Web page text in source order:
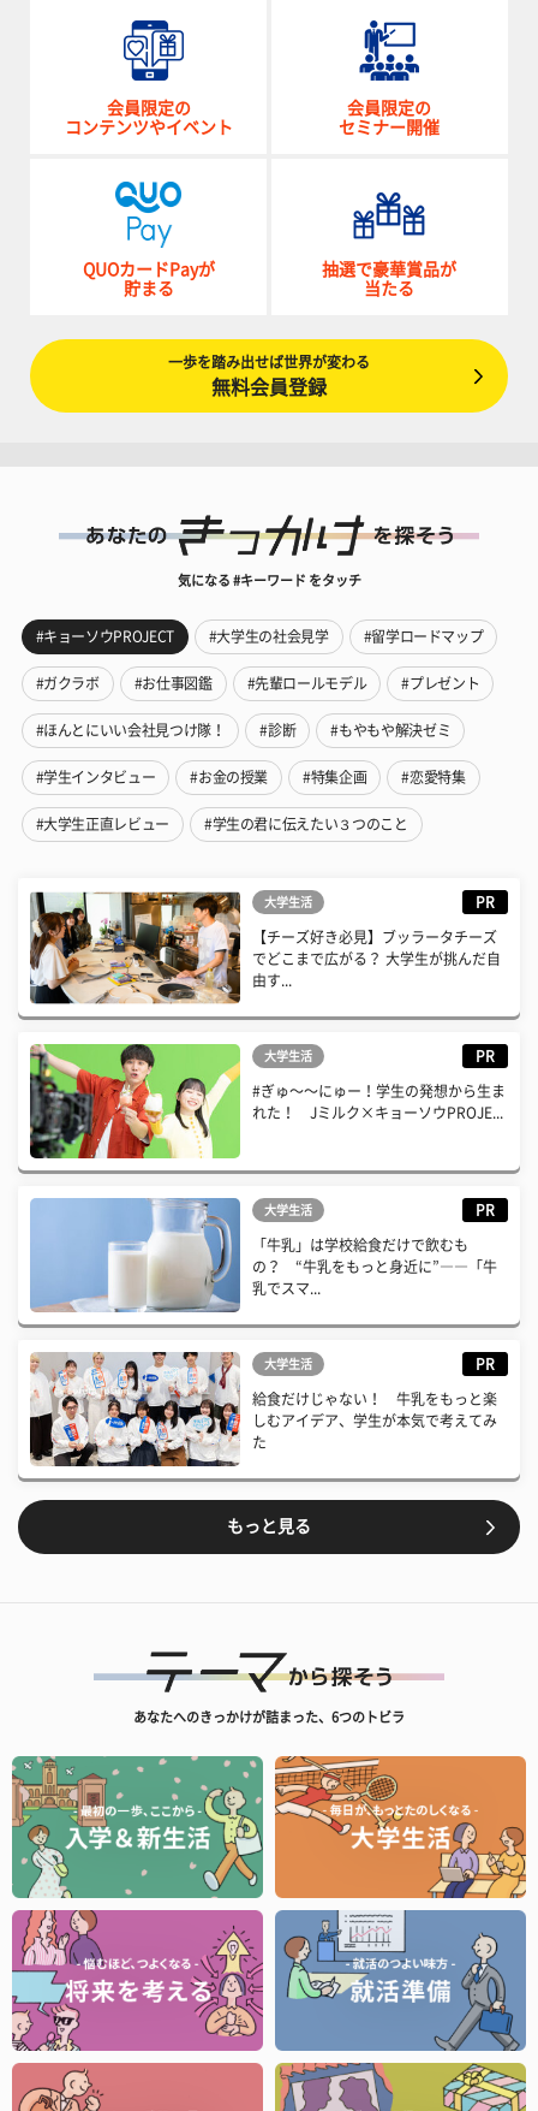
会員限定の
コンテンツやイベント
会員限定の
セミナー開催
QUOカードPayが
貯まる
抽選で豪華賞品が
当たる
一歩を踏み出せば世界が変わる
無料会員登録
気になる #キーワード をタッチ
#キョーソウPROJECT #大学生の社会見学 #留学ロードマップ
#ガクラボ #お仕事図鑑 #先輩ロールモデル #プレゼント
#ほんとにいい会社見つけ隊！ #診断 #もやもや解決ゼミ
#学生インタビュー #お金の授業 #特集企画 #恋愛特集
#大学生正直レビュー #学生の君に伝えたい３つのこと
大学生活 PR
【チーズ好き必見】ブッラータチーズ
でどこまで広がる？ 大学生が挑んだ自
由す...
大学生活 PR
#ぎゅ〜〜にゅー！学生の発想から生ま
れた！ Jミルク×キョーソウPROJE...
大学生活 PR
「牛乳」は学校給食だけで飲むも
の？ “牛乳をもっと身近に”――「牛
乳でスマ...
大学生活 PR
給食だけじゃない！ 牛乳をもっと楽
しむアイデア、学生が本気で考えてみ
た
もっと見る
あなたへのきっかけが詰まった、6つのトビラ